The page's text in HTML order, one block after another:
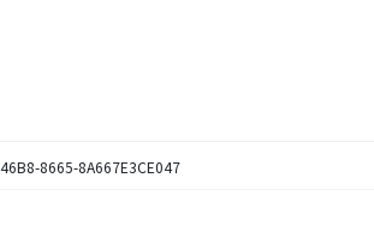
8665-8A667E3CE047